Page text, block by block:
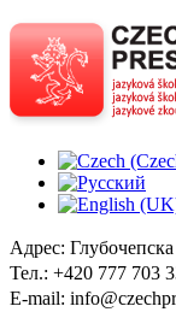
Адрес:
Тел.: +420 777 703
E-mail: